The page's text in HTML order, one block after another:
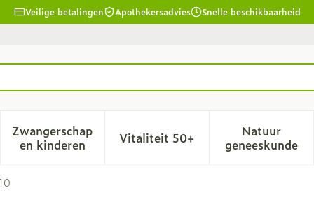
Veilige betalingen Apothekersadvies Snelle beschikbaarheid
verzorging en hygiëne categorie
voor Dieet, voeding en vitamines categorie
Zwangerschap
en kinderenToon submenu voor Zwangerschap en
Vitaliteit 50+Toon submenu voor
Natuur
geneeskunde
Toon